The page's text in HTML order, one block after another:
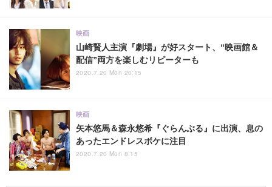
山崎賢人主演『劇場』が好スタート、“映画館＆
配信”両方を楽しむリピーターも
映画
2020.7.20 Mon 20:15
矢本悠馬＆森永悠希『ぐらんぶる』に出演、息の
あったエンドレスボケに注目
映画
2020.7.20 Mon 8:15